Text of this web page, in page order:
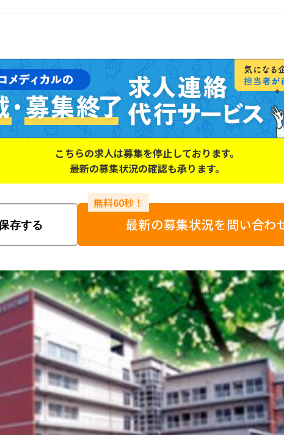
こちらの求人は募集を停止しております。
最新の募集状況の確認も承ります。
存する 最新の募集状況を問い合わ